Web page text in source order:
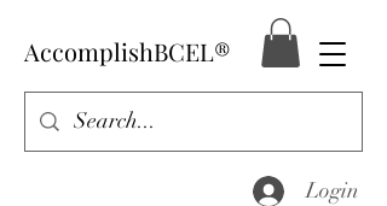
AccomplishBCEL®
Login